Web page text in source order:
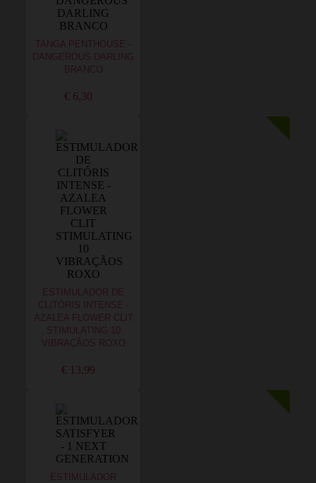
TANGA PENTHOUSE -
DANGEROUS DARLING
BRANCO
€ 6,30
ESTIMULADOR DE
CLITÓRIS INTENSE -
AZALEA FLOWER CLIT
STIMULATING 10
VIBRAÇÃOS ROXO
€ 13,99
ESTIMULADOR